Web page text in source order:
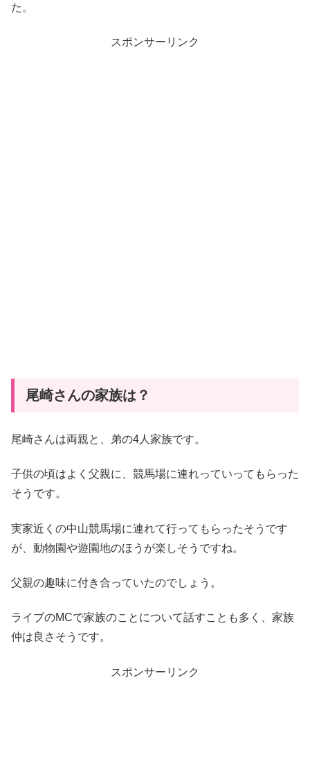
た。
スポンサーリンク
尾崎さんの家族は？
尾崎さんは両親と、弟の4人家族です。
子供の頃はよく父親に、競馬場に連れっていってもらった
そうです。
実家近くの中山競馬場に連れて行ってもらったそうです
が、動物園や遊園地のほうが楽しそうですね。
父親の趣味に付き合っていたのでしょう。
ライブのMCで家族のことについて話すことも多く、家族
仲は良さそうです。
スポンサーリンク